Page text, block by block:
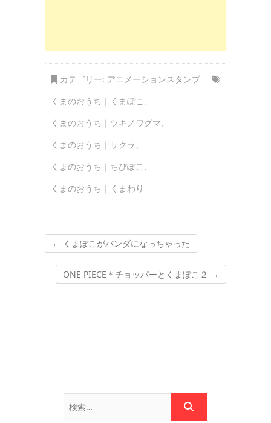
カテゴリー: アニメーションスタンプ
くまのおうち｜くまぽこ
くまのおうち｜ツキノワグマ
くまのおうち｜サクラ
くまのおうち｜ちびぽこ
くまのおうち｜くまわり
← くまぽこがパンダになっちゃった
ONE PIECE＊チョッパーとくまぽこ２ →